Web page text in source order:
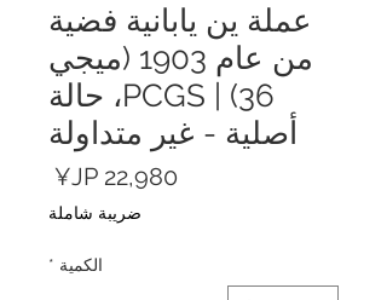
عملة ين يابانية فضية
من عام 1903 (ميجي
36) | PCGS، حالة
أصلية - غير متداولة
ضريبة شاملة
الكمية *